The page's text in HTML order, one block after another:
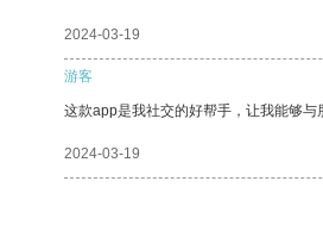
2024-03-19
游客
这款app是我社交的好帮手，让我能够与
2024-03-19